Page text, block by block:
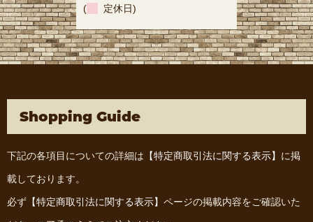
( 定休日)
Shopping Guide
下記の各項目についての詳細は 【特定商取引法に関する表示】 に掲
載しております。
必ず 【特定商取引法に関する表示】 ページの掲載内容をご確認いた